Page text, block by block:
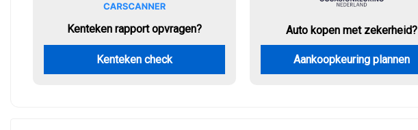
Kenteken rapport opvragen?
Kenteken check
Auto kopen met zekerheid?
Aankoopkeuring plannen